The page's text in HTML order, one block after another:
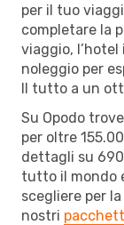
per il tuo
completare la
viaggio,
noleggio per
Il tutto a un
Su Opodo
per oltre
dettagli su
tutto il mondo
scegliere per
nostri